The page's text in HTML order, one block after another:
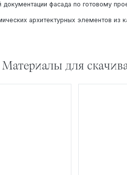
документации фасада по готовому
архитектурных элементов из
Материалы для